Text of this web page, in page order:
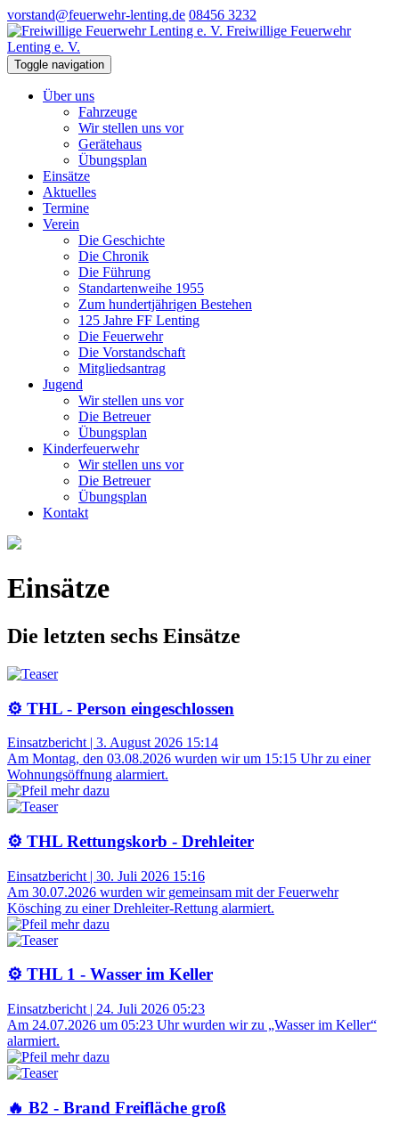
vorstand@feuerwehr-lenting.de 08456 3232
Freiwillige Feuerwehr
Lenting e. V.
Toggle navigation
Über uns
Fahrzeuge
Wir stellen uns vor
Gerätehaus
Übungsplan
Einsätze
Aktuelles
Termine
Verein
Die Geschichte
Die Chronik
Die Führung
Standartenweihe 1955
Zum hundertjährigen Bestehen
125 Jahre FF Lenting
Die Feuerwehr
Die Vorstandschaft
Mitgliedsantrag
Jugend
Wir stellen uns vor
Die Betreuer
Übungsplan
Kinderfeuerwehr
Wir stellen uns vor
Die Betreuer
Übungsplan
Kontakt
Einsätze
Die letzten sechs Einsätze
⚙️ THL - Person eingeschlossen
Einsatzbericht | 3. August 2026 15:14
Am Montag, den 03.08.2026 wurden wir um 15:15 Uhr zu einer
Wohnungsöffnung alarmiert.
⚙️ THL Rettungskorb - Drehleiter
Einsatzbericht | 30. Juli 2026 15:16
Am 30.07.2026 wurden wir gemeinsam mit der Feuerwehr
Kösching zu einer Drehleiter-Rettung alarmiert.
⚙️ THL 1 - Wasser im Keller
Einsatzbericht | 24. Juli 2026 05:23
Am 24.07.2026 um 05:23 Uhr wurden wir zu „Wasser im Keller“
alarmiert.
🔥 B2 - Brand Freifläche groß